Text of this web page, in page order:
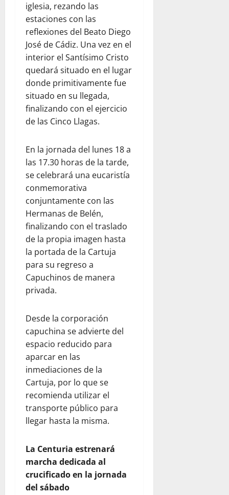
iglesia, rezando las
estaciones con las
reflexiones del Beato Diego
José de Cádiz. Una vez en el
interior el Santísimo Cristo
quedará situado en el lugar
donde primitivamente fue
situado en su llegada,
finalizando con el ejercicio
de las Cinco Llagas.
En la jornada del lunes 18 a
las 17.30 horas de la tarde,
se celebrará una eucaristía
conmemorativa
conjuntamente con las
Hermanas de Belén,
finalizando con el traslado
de la propia imagen hasta
la portada de la Cartuja
para su regreso a
Capuchinos de manera
privada.
Desde la corporación
capuchina se advierte del
espacio reducido para
aparcar en las
inmediaciones de la
Cartuja, por lo que se
recomienda utilizar el
transporte público para
llegar hasta la misma.
La Centuria estrenará
marcha dedicada al
crucificado en la jornada
del sábado